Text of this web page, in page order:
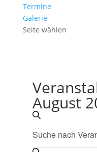
Termine
Galerie
Seite wählen
August
Suche
und
Schlüsselwort